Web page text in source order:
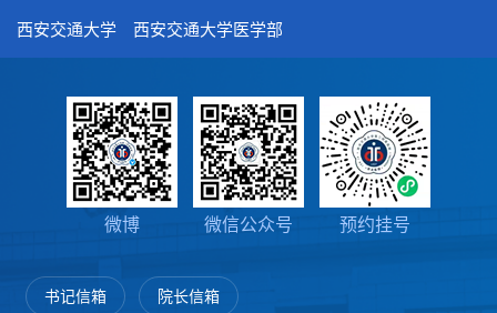
西安交通大学 西安交通大学医学部
微博 微信公众号 预约挂号
书记信箱 院长信箱